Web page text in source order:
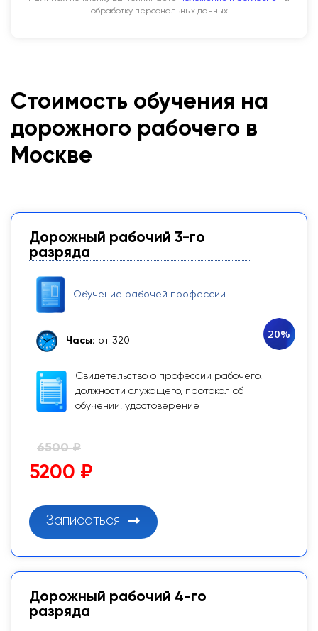
обработку персональных данных
Стоимость обучения на
дорожного рабочего в
Москве
Дорожный рабочий 3-го
разряда
Обучение рабочей профессии
Часы: от 320
Свидетельство о профессии рабочего,
должности служащего, протокол об
обучении, удостоверение
20%
6500 ₽
5200 ₽
Записаться
Дорожный рабочий 4-го
разряда